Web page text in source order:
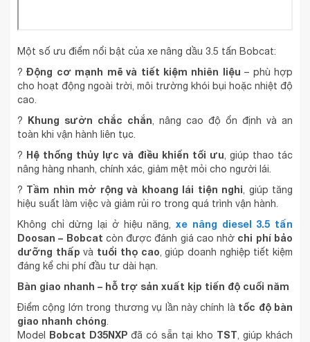
Một số ưu điểm nổi bật của xe nâng dầu 3.5 tấn Bobcat:
?Động cơ mạnh mẽ và tiết kiệm nhiên liệu – phù hợp
cho hoạt động ngoài trời, môi trường khói bụi hoặc nhiệt độ
cao.
? Khung sườn chắc chắn , nâng cao độ ổn định và an
toàn khi vận hành liên tục.
? Hệ thống thủy lực và điều khiển tối ưu , giúp thao tác
nâng hàng nhanh, chính xác, giảm mệt mỏi cho người lái.
? Tầm nhìn mở rộng và khoang lái tiện nghi , giúp tăng
hiệu suất làm việc và giảm rủi ro trong quá trình vận hành.
Không chỉ dừng lại ở hiệu năng,xe nâng diesel 3.5 tấn
Doosan – Bobcat còn được đánh giá cao nhờ chi phí bảo
dưỡng thấp và tuổi thọ cao , giúp doanh nghiệp tiết kiệm
đáng kể chi phí đầu tư dài hạn.
Bàn giao nhanh – hỗ trợ sản xuất kịp tiến độ cuối năm
Điểm cộng lớn trong thương vụ lần này chính là tốc độ bàn
giao nhanh chóng
Model Bobcat D35NXP đã có sẵn tại kho TST , giúp khách